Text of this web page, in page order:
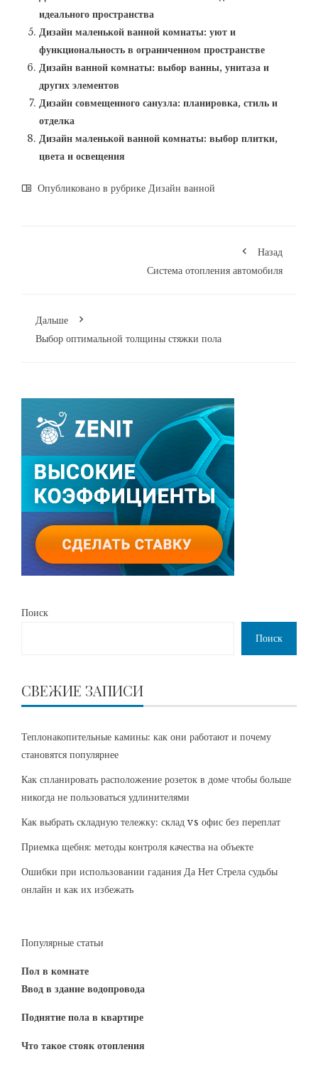
идеального пространства
Дизайн маленькой ванной комнаты: уют и
функциональность в ограниченном пространстве
Дизайн ванной комнаты: выбор ванны, унитаза и
других элементов
Дизайн совмещенного санузла: планировка, стиль и
отделка
Дизайн маленькой ванной комнаты: выбор плитки,
цвета и освещения
Опубликовано в рубрике Дизайн ванной
Назад
Система отопления автомобиля
Дальше
Выбор оптимальной толщины стяжки пола
Поиск
Поиск
СВЕЖИЕ ЗАПИСИ
Теплонакопительные камины: как они работают и почему
становятся популярнее
Как спланировать расположение розеток в доме чтобы больше
никогда не пользоваться удлинителями
Как выбрать складную тележку: склад vs офис без переплат
Приемка щебня: методы контроля качества на объекте
Ошибки при использовании гадания Да Нет Стрела судьбы
онлайн и как их избежать
Популярные статьи
Пол в комнате
Ввод в здание водопровода
Поднятие пола в квартире
Что такое стояк отопления